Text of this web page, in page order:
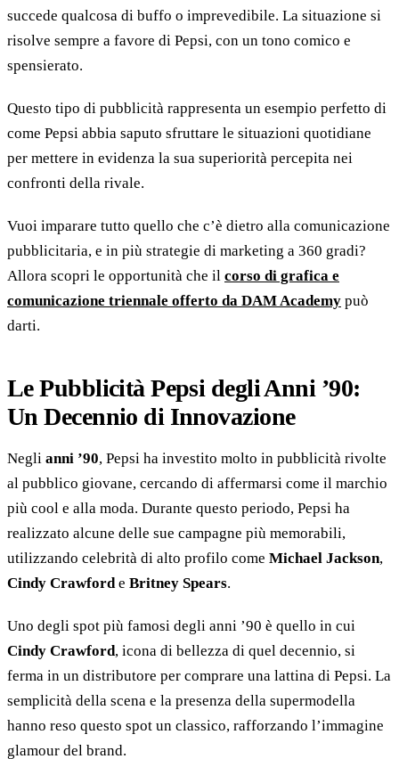
succede qualcosa di buffo o imprevedibile. La situazione si
risolve sempre a favore di Pepsi, con un tono comico e
spensierato.
Questo tipo di pubblicità rappresenta un esempio perfetto di
come Pepsi abbia saputo sfruttare le situazioni quotidiane
per mettere in evidenza la sua superiorità percepita nei
confronti della rivale.
Vuoi imparare tutto quello che c’è dietro alla comunicazione
pubblicitaria, e in più strategie di marketing a 360 gradi?
Allora scopri le opportunità che il corso di grafica e
comunicazione triennale offerto da DAM Academy può
darti.
Le Pubblicità Pepsi degli Anni ’90:
Un Decennio di Innovazione
Negli anni ’90, Pepsi ha investito molto in pubblicità rivolte
al pubblico giovane, cercando di affermarsi come il marchio
più cool e alla moda. Durante questo periodo, Pepsi ha
realizzato alcune delle sue campagne più memorabili,
utilizzando celebrità di alto profilo come Michael Jackson,
Cindy Crawford e Britney Spears.
Uno degli spot più famosi degli anni ’90 è quello in cui
Cindy Crawford, icona di bellezza di quel decennio, si
ferma in un distributore per comprare una lattina di Pepsi. La
semplicità della scena e la presenza della supermodella
hanno reso questo spot un classico, rafforzando l’immagine
glamour del brand.